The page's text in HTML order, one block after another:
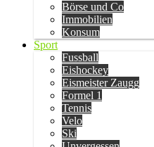
Börse und Co
Immobilien
Konsum
Sport
Fussball
Eishockey
Eismeister Zaugg
Formel 1
Tennis
Velo
Ski